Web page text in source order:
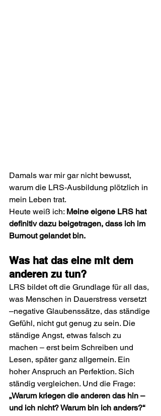
Damals war mir gar nicht bewusst,
warum die LRS-Ausbildung plötzlich in
mein Leben trat.
Heute weiß ich: Meine eigene LRS hat
definitiv dazu beigetragen, dass ich im
Burnout gelandet bin.
Was hat das eine mit dem
anderen zu tun?
LRS bildet oft die Grundlage für all das,
was Menschen in Dauerstress versetzt
–negative Glaubenssätze, das ständige
Gefühl, nicht gut genug zu sein. Die
ständige Angst, etwas falsch zu
machen – erst beim Schreiben und
Lesen, später ganz allgemein. Ein
hoher Anspruch an Perfektion. Sich
ständig vergleichen. Und die Frage:
„Warum kriegen die anderen das hin –
und ich nicht? Warum bin ich anders?“